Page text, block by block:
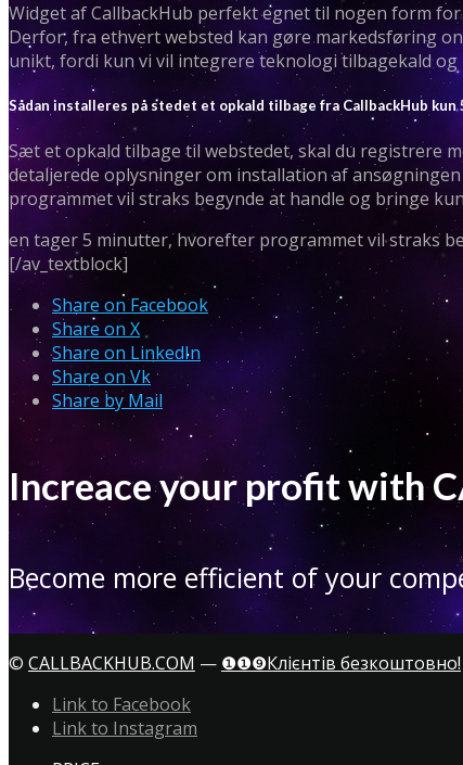
Widget af CallbackHub perfekt egnet til nogen form
Derfor, fra ethvert websted kan gøre markedsføring
unikt, fordi kun vi vil integrere teknologi tilbagekald
Sådan installeres på stedet et opkald tilbage fra CallbackHub
Sæt et opkald tilbage til webstedet, skal du registrere
detaljerede oplysninger om installation af
programmet vil straks begynde at handle og bringe
en tager 5 minutter, hvorefter programmet vil straks
[/av_textblock]
Share on Facebook
Share on X
Share on LinkedIn
Share on Vk
Share by Mail
Increace your profit with
Become more efficient of your
© CALLBACKHUB.COM — ❶❶❾Клієнтів безкоштовно!
Link to Facebook
Link to Instagram